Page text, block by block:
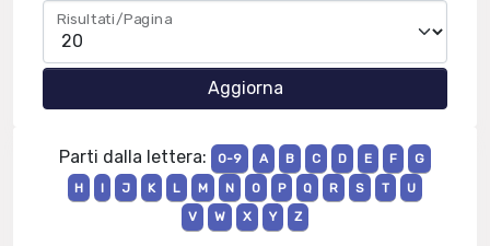
Risultati/Pagina
Parti dalla lettera: 0-9 A B C D E F
G
H
I J K L M N O P Q R S T
U
V
W X Y Z